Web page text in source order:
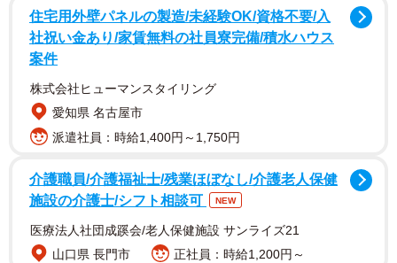
阪急電車が通過するや飛び出した撮り鉄たち（左）（提供動画より）
未明、阪急電鉄京都線摂津市駅そばの踏切付近で、撮り鉄
住宅用外壁パネルの製造/未経験OK/資格不要/入
社祝い金あり/家賃無料の社員寮完備/積水ハウス
案件
株式会社ヒューマンスタイリング
愛知県 名古屋市
派遣社員：時給1,400円～1,750円
介護職員/介護福祉士/残業ほぼなし/介護老人保健
施設の介護士/シフト相談可
NEW
医療法人社団成蹊会/老人保健施設 サンライズ21
山口県 長門市
正社員：時給1,200円～